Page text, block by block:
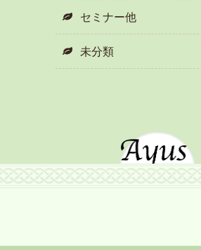
セミナー他
未分類